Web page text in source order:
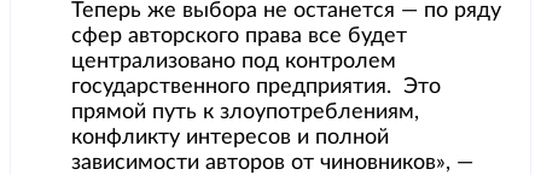
Теперь же выбора не останется — по ряду
сфер авторского права все будет
централизовано под контролем
государственного предприятия. Это
прямой путь к злоупотреблениям,
конфликту интересов и полной
зависимости авторов от чиновников», —